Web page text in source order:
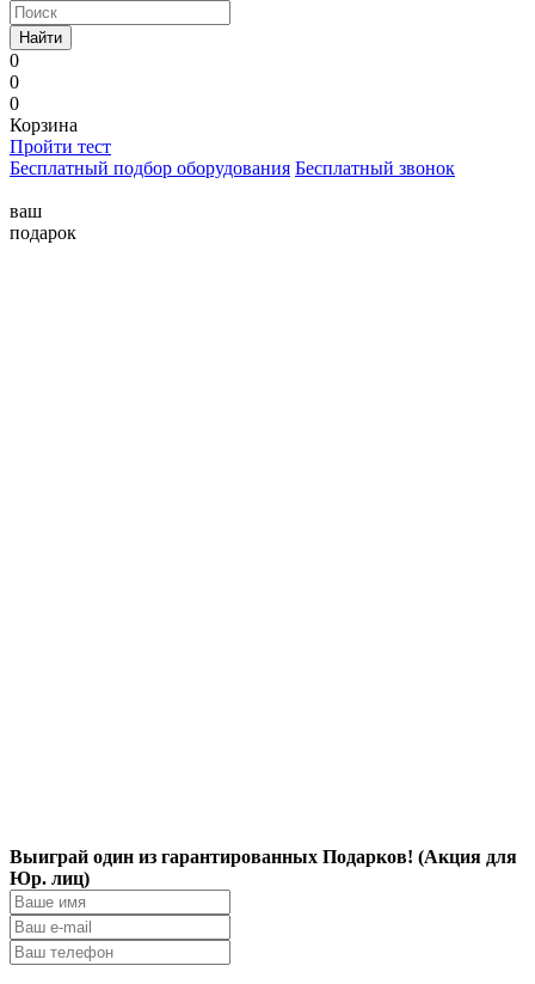
Найти
0
0
0
Корзина
Пройти тест
Бесплатный подбор оборудования Бесплатный звонок
ваш
подарок
Выиграй один из гарантированных Подарков! (Акция для
Юр. лиц)